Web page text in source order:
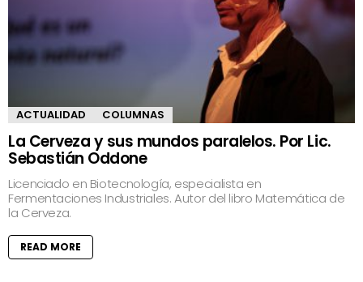
ACTUALIDAD COLUMNAS
La Cerveza y sus mundos paralelos. Por Lic.
Sebastián Oddone
Licenciado en Biotecnología, especialista en
Fermentaciones Industriales. Autor del libro Matemática de
la Cerveza.
READ MORE